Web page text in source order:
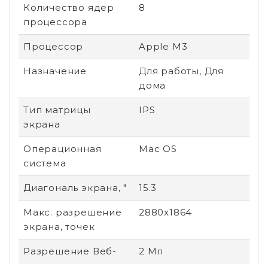
Количество ядер
процессора
8
Процессор Apple M3
Назначение
Для работы, Для
дома
Тип матрицы
экрана
IPS
Операционная
система
Mac OS
Диагональ экрана, " 15.3
Макс. разрешение
экрана, точек
2880x1864
Разрешение Веб-
2 Мп